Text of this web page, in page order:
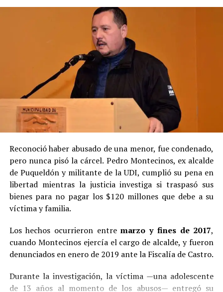
Reconoció haber abusado de una menor, fue condenado,
pero nunca pisó la cárcel. Pedro Montecinos, ex alcalde
de Puqueldón y militante de la UDI, cumplió su pena en
libertad mientras la justicia investiga si traspasó sus
bienes para no pagar los $120 millones que debe a su
víctima y familia.
Los hechos ocurrieron entremarzo y fines de 2017,
cuando Montecinos ejercía el cargo de alcalde, y fueron
denunciados en enero de 2019 ante la Fiscalía de Castro.
Durante la investigación, la víctima —una adolescente
de 13 años al momento de los abusos— entregó su